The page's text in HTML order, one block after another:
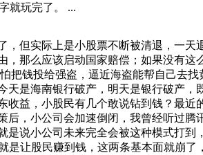
就玩完了。 ...
但实际上是小股票不断被清退，一
那么应该启动国家赔偿；如果没有
钱投给强盗，逼近海盗能帮自己去
是海南银行破产，明天是银行破产
益，小股民有几个敢说钻到钱？最
，小公司会加速倒闭，我曾经听过
说小公司未来完全会被这种模式打
让股民赚到钱，这两条基本面就崩